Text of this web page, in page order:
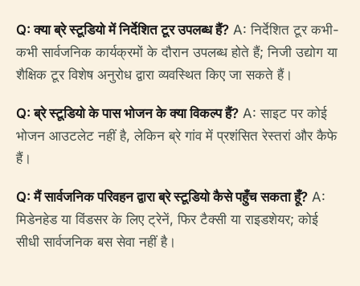
Q: क्या ब्रे स्टूडियो में निर्देशित टूर उपलब्ध हैं? A: निर्देशित टूर कभी-
कभी सार्वजनिक कार्यक्रमों के दौरान उपलब्ध होते हैं; निजी उद्योग या
शैक्षिक टूर विशेष अनुरोध द्वारा व्यवस्थित किए जा सकते हैं।
Q: ब्रे स्टूडियो के पास भोजन के क्या विकल्प हैं? A: साइट पर कोई
भोजन आउटलेट नहीं है, लेकिन ब्रे गांव में प्रशंसित रेस्तरां और कैफे
हैं।
Q: मैं सार्वजनिक परिवहन द्वारा ब्रे स्टूडियो कैसे पहुँच सकता हूँ? A:
मिडेनहेड या विंडसर के लिए ट्रेनें, फिर टैक्सी या राइडशेयर; कोई
सीधी सार्वजनिक बस सेवा नहीं है।